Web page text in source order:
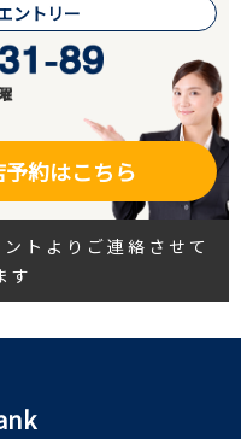
ントリー
約はこちら
トよりご連絡させて
す